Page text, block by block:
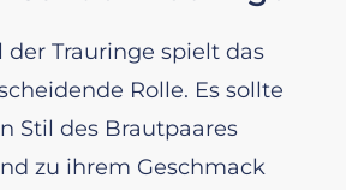
der Trauringe spielt das
Rolle. Es sollte
Stil des Brautpaares
zu ihrem Geschmack